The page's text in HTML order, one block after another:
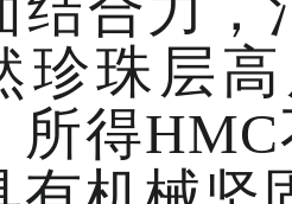
珍珠层
所得